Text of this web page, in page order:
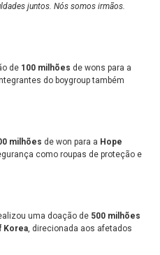
juntos. Nós somos irmãos.
de 100 milhões de wons para a
do boygroup também
milhões de won para a Hope
como roupas de proteção e
uma doação de 500 milhões
Korea, direcionada aos afetados